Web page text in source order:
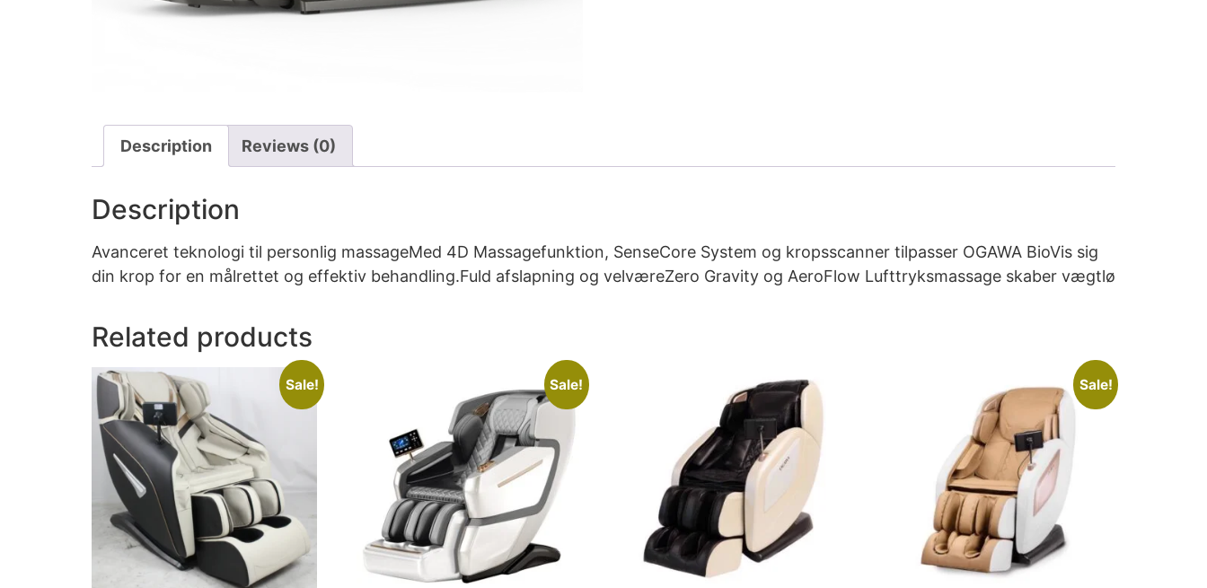
Description Reviews (0)
Description
Avanceret teknologi til personlig massageMed 4D Massagefunktion, SenseCore System og kropsscanner tilpasser OGAWA BioVis sig
din krop for en målrettet og effektiv behandling.Fuld afslapning og velværeZero Gravity og AeroFlow Lufttryksmassage skaber vægtlø
Related products
Sale! Sale! Sale!